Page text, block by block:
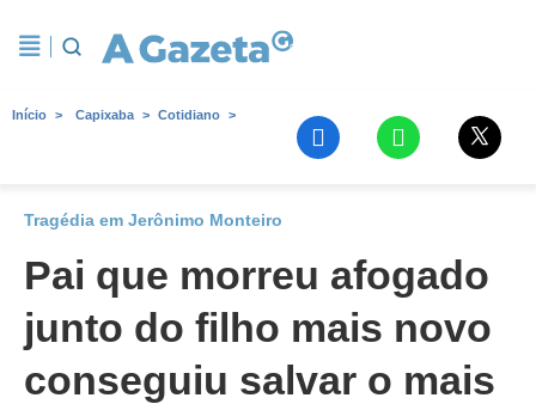
Início Capixaba Cotidiano
Tragédia em Jerônimo Monteiro
Pai que morreu afogado
junto do filho mais novo
conseguiu salvar o mais